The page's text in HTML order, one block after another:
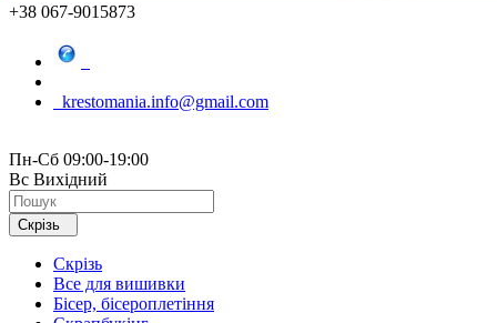
+38 067-9015873
krestomania.info@gmail.com
Пн-Сб 09:00-19:00
Вс Вихідний
Скрізь
Скрізь
Все для вишивки
Бісер, бісероплетіння